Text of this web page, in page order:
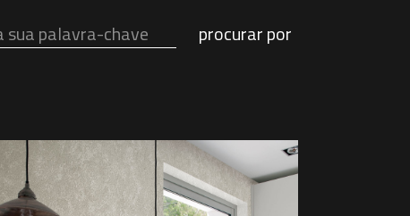
procurar por